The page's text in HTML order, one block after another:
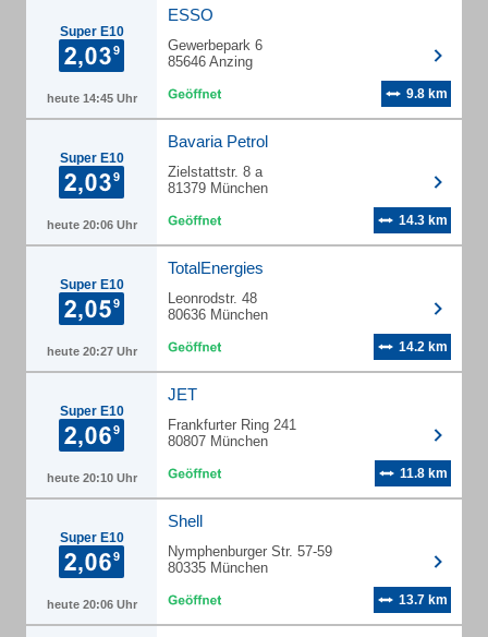
Super E10
heute 14:45 Uhr
ESSO
Gewerbepark 6
85646 Anzing
9.8 km
Super E10
heute 20:06 Uhr
Bavaria Petrol
Zielstattstr. 8 a
81379 München
14.3 km
Super E10
heute 20:27 Uhr
TotalEnergies
Leonrodstr. 48
80636 München
14.2 km
Super E10
heute 20:10 Uhr
JET
Frankfurter Ring 241
80807 München
11.8 km
Super E10
heute 20:06 Uhr
Shell
Nymphenburger Str. 57-59
80335 München
13.7 km